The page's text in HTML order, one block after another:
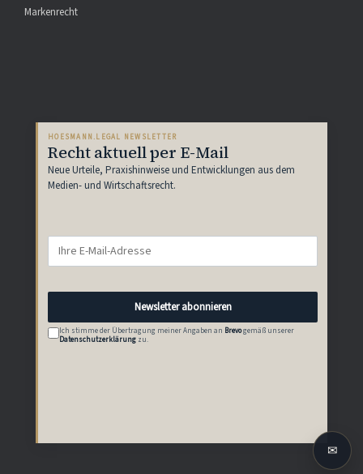
Markenrecht
HOESMANN.LEGAL NEWSLETTER
Recht aktuell per E-Mail
Neue Urteile, Praxishinweise und Entwicklungen aus dem
Medien- und Wirtschaftsrecht.
Newsletter abonnieren
Ich stimme der Übertragung meiner Angaben an Brevogemäß unserer
Datenschutzerklärung zu.
✉